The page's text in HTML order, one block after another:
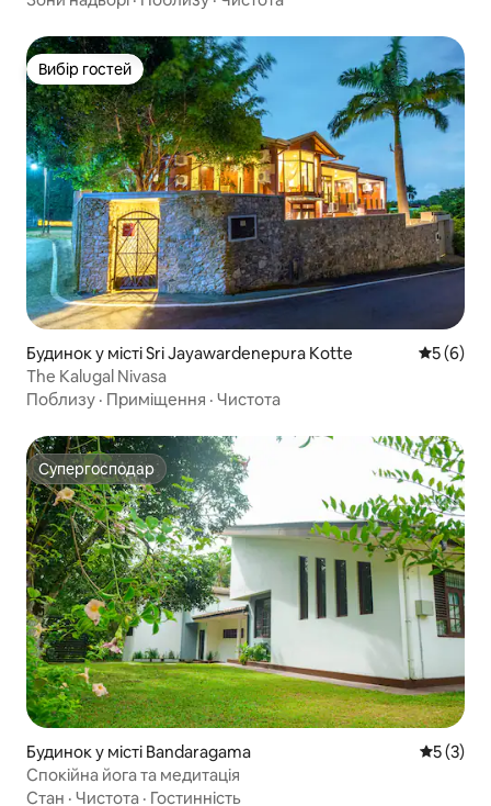
Вибір гостей
Вибір гостей
Будинок у місті Sri Jayawardenepura Kotte Середня
5 (6)
The Kalugal Nivasa
Поблизу · Приміщення · Чистота
Супергосподар
Супергосподар
Будинок у місті Bandaragama Середня
5 (3)
Спокійна йога та медитація
Стан · Чистота · Гостинність